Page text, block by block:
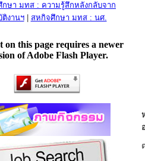
ษา มทส : ความรู้สึกหลังกลับจาก
งานฯ| สหกิจศึกษา มทส : นศ.
on this page requires a newer
of Adobe Flash Player.